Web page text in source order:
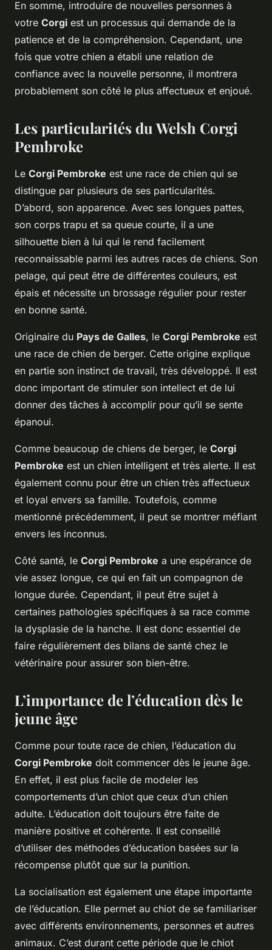
En somme, introduire de nouvelles personnes à
votre Corgi est un processus qui demande de la
patience et de la compréhension. Cependant, une
fois que votre chien a établi une relation de
confiance avec la nouvelle personne, il montrera
probablement son côté le plus affectueux et enjoué.
Les particularités du Welsh Corgi
Pembroke
Le Corgi Pembroke est une race de chien qui se
distingue par plusieurs de ses particularités.
D’abord, son apparence. Avec ses longues pattes,
son corps trapu et sa queue courte, il a une
silhouette bien à lui qui le rend facilement
reconnaissable parmi les autres races de chiens. Son
pelage, qui peut être de différentes couleurs, est
épais et nécessite un brossage régulier pour rester
en bonne santé.
Originaire du Pays de Galles, le Corgi Pembroke est
une race de chien de berger. Cette origine explique
en partie son instinct de travail, très développé. Il est
donc important de stimuler son intellect et de lui
donner des tâches à accomplir pour qu’il se sente
épanoui.
Comme beaucoup de chiens de berger, le Corgi
Pembroke est un chien intelligent et très alerte. Il est
également connu pour être un chien très affectueux
et loyal envers sa famille. Toutefois, comme
mentionné précédemment, il peut se montrer méfiant
envers les inconnus.
Côté santé, le Corgi Pembroke a une espérance de
vie assez longue, ce qui en fait un compagnon de
longue durée. Cependant, il peut être sujet à
certaines pathologies spécifiques à sa race comme
la dysplasie de la hanche. Il est donc essentiel de
faire régulièrement des bilans de santé chez le
vétérinaire pour assurer son bien-être.
L’importance de l’éducation dès le
jeune âge
Comme pour toute race de chien, l’éducation du
Corgi Pembroke doit commencer dès le jeune âge.
En effet, il est plus facile de modeler les
comportements d’un chiot que ceux d’un chien
adulte. L’éducation doit toujours être faite de
manière positive et cohérente. Il est conseillé
d’utiliser des méthodes d’éducation basées sur la
récompense plutôt que sur la punition.
La socialisation est également une étape importante
de l’éducation. Elle permet au chiot de se familiariser
avec différents environnements, personnes et autres
animaux. C’est durant cette période que le chiot